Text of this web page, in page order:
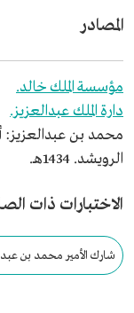
المصادر
مؤسسة الملك خالد.
دارة الملك عبدالعزيز.
محمد بن عبدالعزيز:
الرويشد. 1434هـ.
الاختبارات ذات
شارك الأمير محمد بن